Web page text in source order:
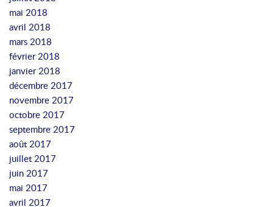
n
l
i
s
t
.
C
l
i
c
k
t
o
e
mai 2018
avril 2018
mars 2018
février 2018
janvier 2018
décembre 2017
novembre 2017
octobre 2017
septembre 2017
août 2017
juillet 2017
juin 2017
mai 2017
avril 2017